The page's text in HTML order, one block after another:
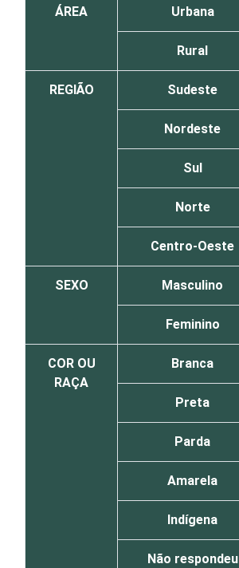
ÁREA Urbana
Rural
REGIÃO Sudeste
Nordeste
Sul
Norte
Centro-Oeste
SEXO Masculino
Feminino
COR OU
RAÇA
Branca
Preta
Parda
Amarela
Indígena
Não respondeu